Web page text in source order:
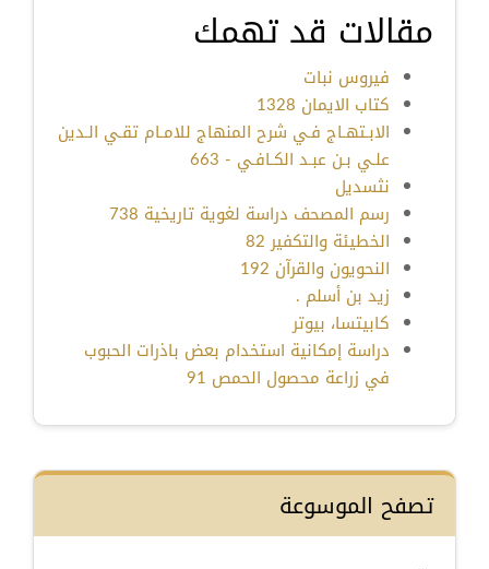
مقالات قد تهمك
فيروس نبات
كتاب الايمان 1328
الابـتهـاج فـي شرح المنهاج للامـام تقـي الـدين
علـي بـن عبـد الكـافـي - 663
نثسديل
رسم المصحف دراسة لغوية تاريخية 738
الخطيئة والتكفير 82
النحويون والقرآن 192
زيد بن أسلم .
كابيتسا، بيوتر
دراسة إمكانية استخدام بعض باذرات الحبوب
في زراعة محصول الحمص 91
تصفح الموسوعة